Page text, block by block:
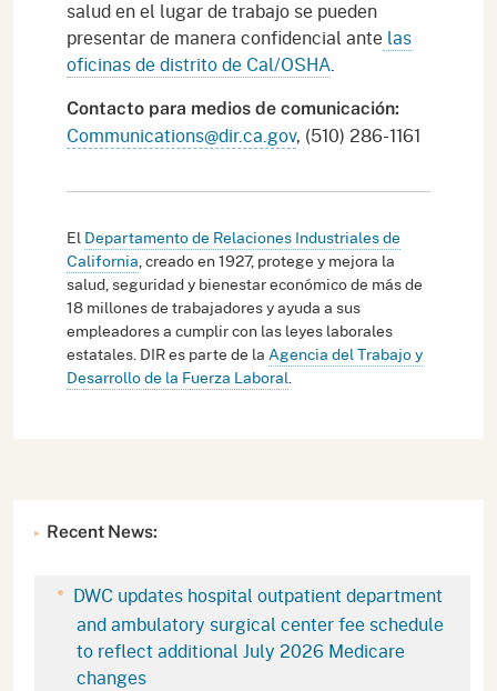
salud en el lugar de trabajo se pueden
presentar de manera confidencial ante las
oficinas de distrito de Cal/OSHA.
Contacto para medios de comunicación:
Communications@dir.ca.gov, (510) 286-1161
ElDepartamento de Relaciones Industriales de
California, creado en 1927, protege y mejora la
salud, seguridad y bienestar económico de más de
18 millones de trabajadores y ayuda a sus
empleadores a cumplir con las leyes laborales
estatales. DIR es parte de laAgencia del Trabajo y
Desarrollo de la Fuerza Laboral.
Recent News:
DWC updates hospital outpatient department
and ambulatory surgical center fee schedule
to reflect additional July 2026 Medicare
changes